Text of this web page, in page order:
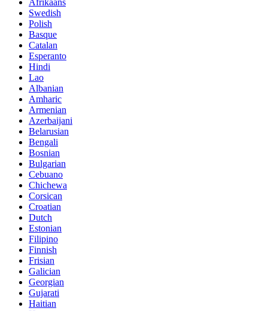
Swedish
Polish
Basque
Catalan
Esperanto
Hindi
Lao
Albanian
Amharic
Armenian
Azerbaijani
Belarusian
Bengali
Bosnian
Bulgarian
Cebuano
Chichewa
Corsican
Croatian
Dutch
Estonian
Filipino
Finnish
Frisian
Galician
Georgian
Gujarati
Haitian